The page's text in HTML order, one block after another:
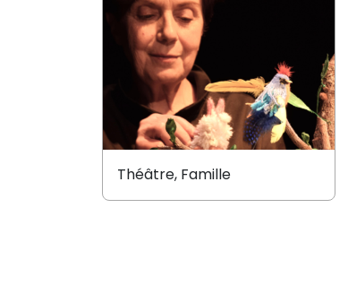
Théâtre, Famille